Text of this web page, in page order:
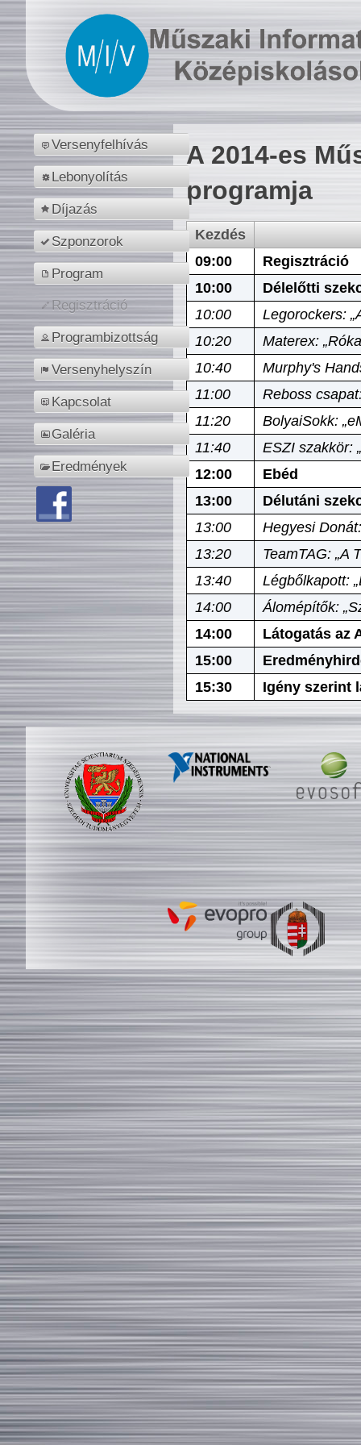
Versenyfelhívás
Lebonyolítás
Díjazás
Szponzorok
Program
Regisztráció
Programbizottság
Versenyhelyszín
Kapcsolat
Galéria
Eredmények
A 2014-es
programja
Kezdés
09:00
Regisztráció
10:00
Délelőtti
10:00
Legorockers:
10:20
Materex:
10:40
Murphy's
11:00
Reboss
11:20
BolyaiSokk:
11:40
ESZI szakkör:
12:00
Ebéd
13:00
Délutáni
13:00
Hegyesi
13:20
TeamTAG: „A
13:40
Légbőlkapott:
14:00
Álomépítők:
14:00
Látogatás az
15:00
15:30
Igény szerint